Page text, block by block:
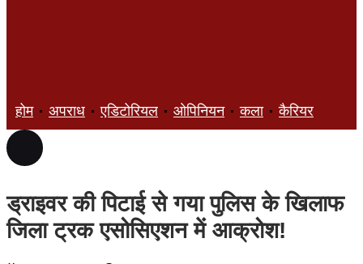
होम अपराध एडिटोरियल ओपिनियन कला कैरियर
ड्राइवर की पिटाई से गया पुलिस के खिलाफ
जिला ट्रक एसोसिएशन में आक्रोश!